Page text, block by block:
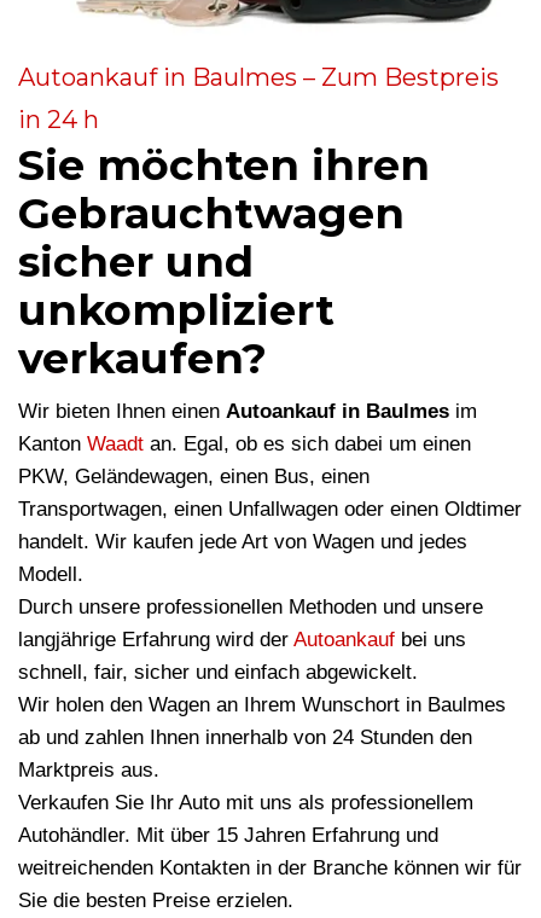
Autoankauf in Baulmes – Zum Bestpreis
in 24 h
Sie möchten ihren
Gebrauchtwagen
sicher und
unkompliziert
verkaufen?
Wir bieten Ihnen einen Autoankauf in Baulmes im
Kanton Waadt an. Egal, ob es sich dabei um einen
PKW, Geländewagen, einen Bus, einen
Transportwagen, einen Unfallwagen oder einen Oldtimer
handelt. Wir kaufen jede Art von Wagen und jedes
Modell.
Durch unsere professionellen Methoden und unsere
langjährige Erfahrung wird der Autoankauf bei uns
schnell, fair, sicher und einfach abgewickelt.
Wir holen den Wagen an Ihrem Wunschort in Baulmes
ab und zahlen Ihnen innerhalb von 24 Stunden den
Marktpreis aus.
Verkaufen Sie Ihr Auto mit uns als professionellem
Autohändler. Mit über 15 Jahren Erfahrung und
weitreichenden Kontakten in der Branche können wir für
Sie die besten Preise erzielen.